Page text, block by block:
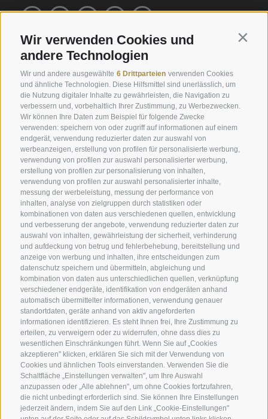
Wir verwenden Cookies und
andere Technologien
Wir und andere ausgewählte 6 Drittparteien verwenden Cookies
und ähnliche Technologien. Diese Hilfsmittel sind unerlässlich, um
die Nutzung digitaler Inhalte zu gewährleisten, die Navigation zu
verbessern und, vorbehaltlich Ihrer Zustimmung, zu Werbezwecken.
Wir können Ihre Daten zum Beispiel für folgende Zwecke
verwenden: speichern von oder zugriff auf informationen auf einem
endgerät, verwendung reduzierter daten zur auswahl von
werbeanzeigen, erstellung von profilen für personalisierte werbung,
verwendung von profilen zur auswahl personalisierter werbung,
erstellung von profilen zur personalisierung von inhalten,
verwendung von profilen zur auswahl personalisierter inhalte,
messung der werbeleistung, messung der performance von
inhalten, analyse von zielgruppen durch statistiken oder
kombinationen von daten aus verschiedenen quellen, entwicklung
und verbesserung der angebote, verwendung reduzierter daten zur
auswahl von inhalten, gewährleistung der sicherheit, verhinderung
und aufdeckung von betrug und fehlerbehebung, bereitstellung und
anzeige von werbung und inhalten, ihre entscheidungen zum
datenschutz speichern und übermitteln, abgleichung und
kombination von daten aus unterschiedlichen quellen, verknüpfung
verschiedener endgeräte, identifikation von endgeräten anhand
automatisch übermittelter informationen, verwendung genauer
standortdaten, geräte anhand von aktiv angeforderten
informationen identifizieren. Es steht Ihnen frei, Ihre Zustimmung zu
erteilen, zu verweigern oder zu widerrufen, ohne dass dies zu
wesentlichen Einschränkungen führt. Wenn Sie auf „Cookies
akzeptieren" klicken, erklären Sie sich mit der Verwendung von
Cookies und ähnlichen Tools einverstanden. Verwenden Sie die
Schaltfläche „Einstellungen verwalten", um Ihre Auswahl
anzupassen oder „Alle ablehnen", um ohne Cookies fortzufahren,
die nicht unbedingt erforderlich sind. Sie können Ihre Einstellungen
jederzeit ändern, indem Sie auf den Link „Cookie-Einstellungen"
Service
Ernas Ferienwohnungen
Engels Park
Online buchen
Gutschein schenken
Urlaubsangebote
Plunhofs Restplatzbörse
Zimmer & Preise
Unverbindlich anfragen
Lage & Anreise
Info
Plunhof Geflüster
Fotos & Impressionen
Downloads & Katalog
Wetter
Webcams
Newsletter
Bewertungen
Social Wall
Awards
Hotel Plunhof
Fam. Volgger
Obere Gasse 7
I-39040 - Ridnaun - Ratschings
Telefon+39 0472 656247